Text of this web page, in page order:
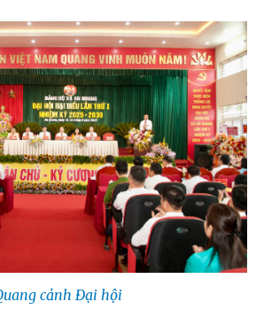
cảnh Đại hội